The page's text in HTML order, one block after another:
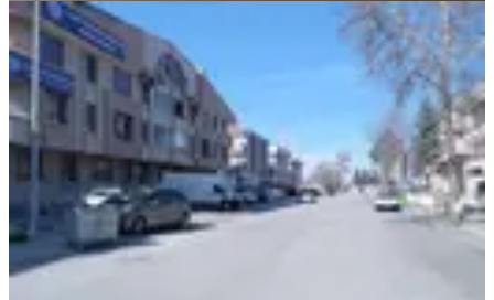
YENİ
Sahibinden Ofis Dr Avukat
Muhasebeciler Veya Şirketler İçin
Uygun Geniş Daire
Ankara, Çankaya
4+1·180 m²·Yüksek giriş· 03.08.2026
43.000 ₺
Erol Şeker